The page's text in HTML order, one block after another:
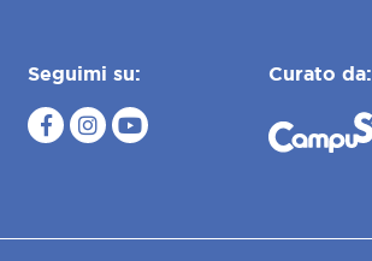
Seguimi su: Curato da: